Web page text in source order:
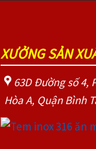
XƯỞNG SẢN
63D Đường số 4,
Hòa A, Quận Bình